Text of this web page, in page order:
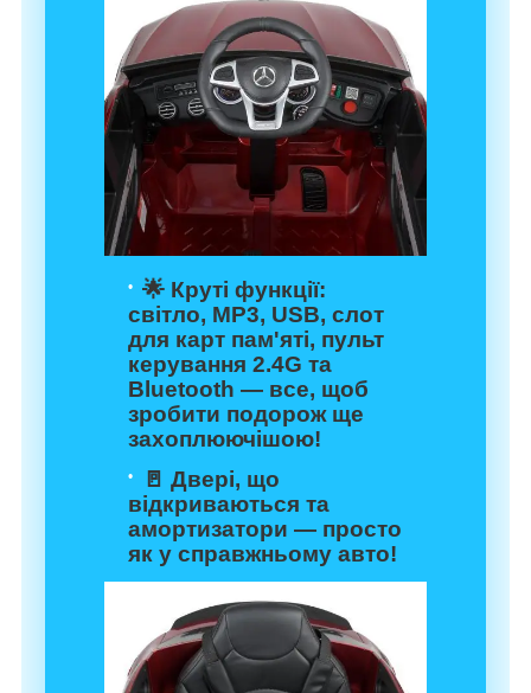
🌟 Круті функції:
світло, MP3, USB, слот
для карт пам'яті, пульт
керування 2.4G та
Bluetooth — все, щоб
зробити подорож ще
захоплюючішою!
🚪 Двері, що
відкриваються та
амортизатори — просто
як у справжньому авто!